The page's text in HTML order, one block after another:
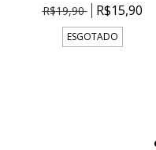
R$19,90
R$15,90
ESGOTADO